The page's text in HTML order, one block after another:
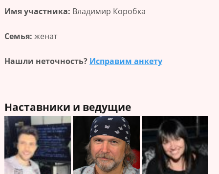
Имя участника: Владимир Коробка
Семья: женат
Нашли неточность? Исправим анкету
Наставники и ведущие